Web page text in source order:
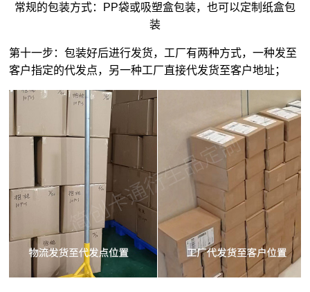
常规的包装方式：PP袋或吸塑盒包装，也可以定制纸盒包
装
第十一步：包装好后进行发货，工厂有两种方式，一种发至
客户指定的代发点，另一种工厂直接代发货至客户地址；